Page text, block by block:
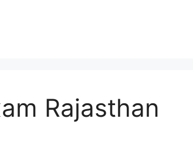
Rajasthan